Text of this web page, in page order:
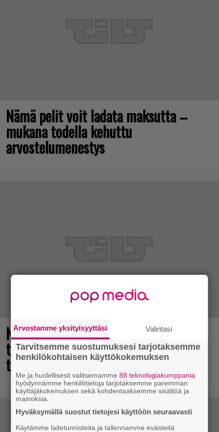
Nämä pelit voit ladata maksutta –
mukana todella kehuttu
arvostelumenestys
Nyt ilmaiseksi Steamissa – nappaa
tämä avaruusseikkailu välittömästi
talteen!
Arvostamme yksityisyyttäsi Valintasi
Tarvitsemme suostumuksesi tarjotaksemme
henkilökohtaisen käyttökokemuksen
Me ja huolellisesti valitsemamme88 teknologiakumppania
hyödynnämme henkilötietoja tarjotaksemme paremman
käyttäjäkokemuksen sekä kohdentaaksemme sisältöä ja
mainoksia.
Hyväksymällä suostut tietojesi käyttöön seuraavasti
Käytämme laitetunnisteita ja tallennamme evästeitä